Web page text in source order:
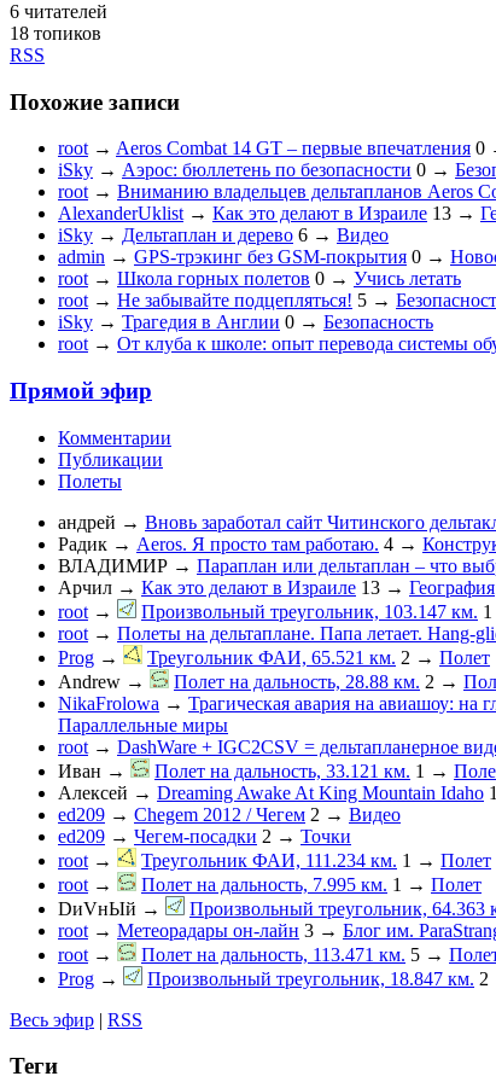
6 читателей
18 топиков
RSS
Похожие записи
root → Aeros Combat 14 GT – первые впечатления 0
iSky → Аэрос: бюллетень по безопасности 0 →
root → Вниманию владельцев дельтапланов Aeros
AlexanderUklist → Как это делают в Израиле 13 →
iSky → Дельтаплан и дерево 6 → Видео
admin → GPS-трэкинг без GSM-покрытия 0 →
root → Школа горных полетов 0 → Учись летать
root → Не забывайте подцепляться! 5 →
iSky → Трагедия в Англии 0 → Безопасность
root → От клуба к школе: опыт перевода системы
Прямой эфир
Комментарии
Публикации
Полеты
андрей → Вновь заработал сайт Читинского
Радик → Aeros. Я просто там работаю. 4 →
ВЛАДИМИР → Параплан или дельтаплан – что
Арчил → Как это делают в Израиле 13 → География
root → Произвольный треугольник, 103.147 км. 1
root → Полеты на дельтаплане. Папа летает. Hang-
Prog → Треугольник ФАИ, 65.521 км. 2 → Полет
Andrew → Полет на дальность, 28.88 км. 2 →
NikaFrolowa → Трагическая авария на авиашоу: на
Параллельные миры
root → DashWare + IGC2CSV = дельтапланерное
Иван → Полет на дальность, 33.121 км. 1 →
Алексей → Dreaming Awake At King Mountain Idaho 1
ed209 → Chegem 2012 / Чегем 2 → Видео
ed209 → Чегем-посадки 2 → Точки
root → Треугольник ФАИ, 111.234 км. 1 → Полет
root → Полет на дальность, 7.995 км. 1 → Полет
DиVнЫй → Произвольный треугольник, 64.363
root → Метеорадары он-лайн 3 → Блог им.
root → Полет на дальность, 113.471 км. 5 →
Prog → Произвольный треугольник, 18.847 км. 2
Весь эфир | RSS
Теги